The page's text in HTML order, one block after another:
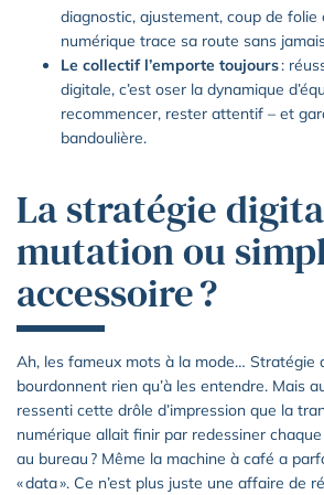
diagnostic, ajustement, coup de folie
numérique trace sa route sans
Le collectif l’emporte toujours:
digitale, c’est oser la dynamique
recommencer, rester attentif – et
bandoulière.
La stratégie
mutation ou
accessoire ?
Ah, les fameux mots à la mode… Stratégie
bourdonnent rien qu’à les entendre. Mais
ressenti cette drôle d’impression que la
numérique allait finir par redessiner
au bureau ? Même la machine à café a
« data ». Ce n’est plus juste une affaire de